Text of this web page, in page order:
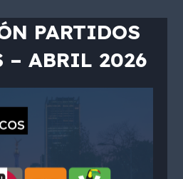
PARTIDOS
– ABRIL 2026